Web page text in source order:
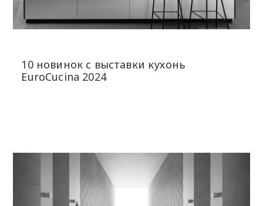
10 новинок с выставки кухонь
EuroCucina 2024